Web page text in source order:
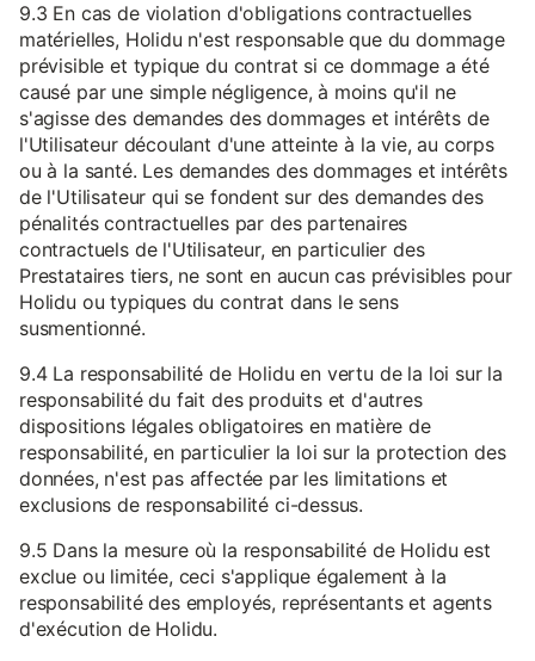
9.3 En cas de violation d'obligations contractuelles
matérielles, Holidu n'est responsable que du dommage
prévisible et typique du contrat si ce dommage a été
causé par une simple négligence, à moins qu'il ne
s'agisse des demandes des dommages et intérêts de
l'Utilisateur découlant d'une atteinte à la vie, au corps
ou à la santé. Les demandes des dommages et intérêts
de l'Utilisateur qui se fondent sur des demandes des
pénalités contractuelles par des partenaires
contractuels de l'Utilisateur, en particulier des
Prestataires tiers, ne sont en aucun cas prévisibles pour
Holidu ou typiques du contrat dans le sens
susmentionné.
9.4 La responsabilité de Holidu en vertu de la loi sur la
responsabilité du fait des produits et d'autres
dispositions légales obligatoires en matière de
responsabilité, en particulier la loi sur la protection des
données, n'est pas affectée par les limitations et
exclusions de responsabilité ci-dessus.
9.5 Dans la mesure où la responsabilité de Holidu est
exclue ou limitée, ceci s'applique également à la
responsabilité des employés, représentants et agents
d'exécution de Holidu.